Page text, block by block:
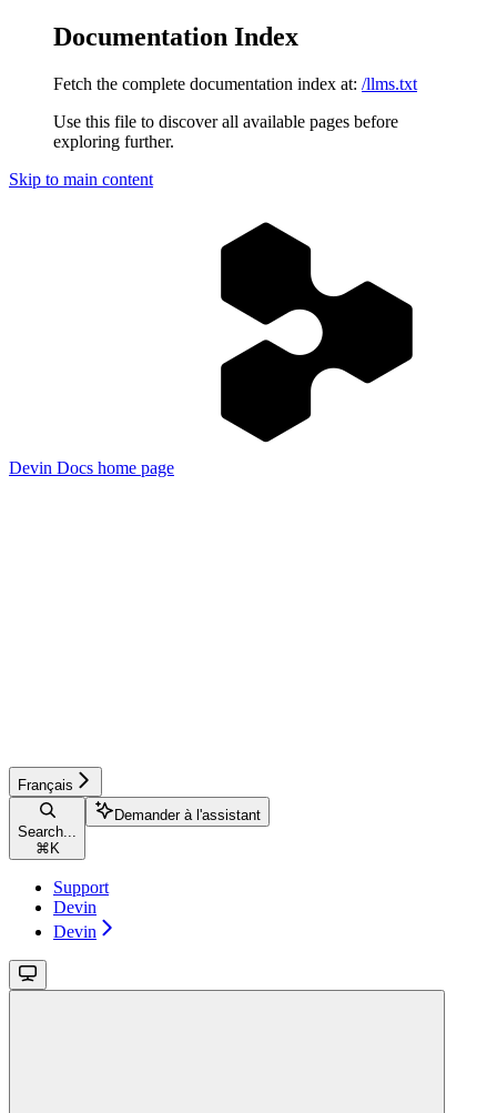
Documentation Index
Fetch the complete documentation index at: /llms.txt
Use this file to discover all available pages before
exploring further.
Skip to main content
Devin Docs home page
Français
Search...
⌘ K
Demander à l'assistant
Support
Devin
Devin